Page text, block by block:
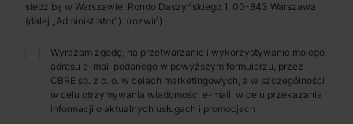
Zaprosimy Cię na spotkanie, omówimy szczegóły i
pokażemy inwestycje.
Zamknij
siedzibą w Warszawie, Rondo Daszyńskiego 1, 00-843 Warszawa
(dalej „Administrator”).
Wyrażam zgodę, na przetwarzanie i wykorzystywanie mojego
adresu e-mail podanego w powyższym formularzu, przez
CBRE sp. z o. o. w celach marketingowych, a w szczególności
w celu otrzymywania wiadomości e-mail, w celu przekazania
informacji o aktualnych usługach i promocjach